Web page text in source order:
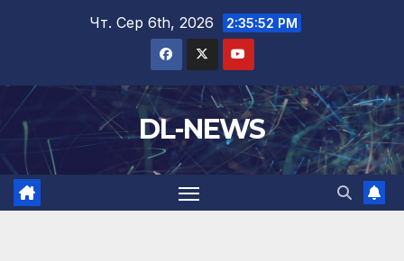
Чт. Сер 6th, 2026 2:35:53 PM
DL-NEWS